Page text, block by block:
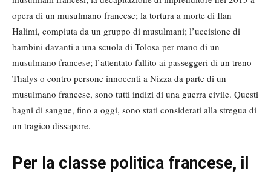
opera di un musulmano francese; la tortura a morte di Ilan
Halimi, compiuta da un gruppo di musulmani; l’uccisione di
bambini davanti a una scuola di Tolosa per mano di un
musulmano francese; l’attentato fallito ai passeggeri di un treno
Thalys o contro persone innocenti a Nizza da parte di un
musulmano francese, sono tutti indizi di una guerra civile. Questi
bagni di sangue, fino a oggi, sono stati considerati alla stregua di
un tragico dissapore.
Per la classe politica francese, il